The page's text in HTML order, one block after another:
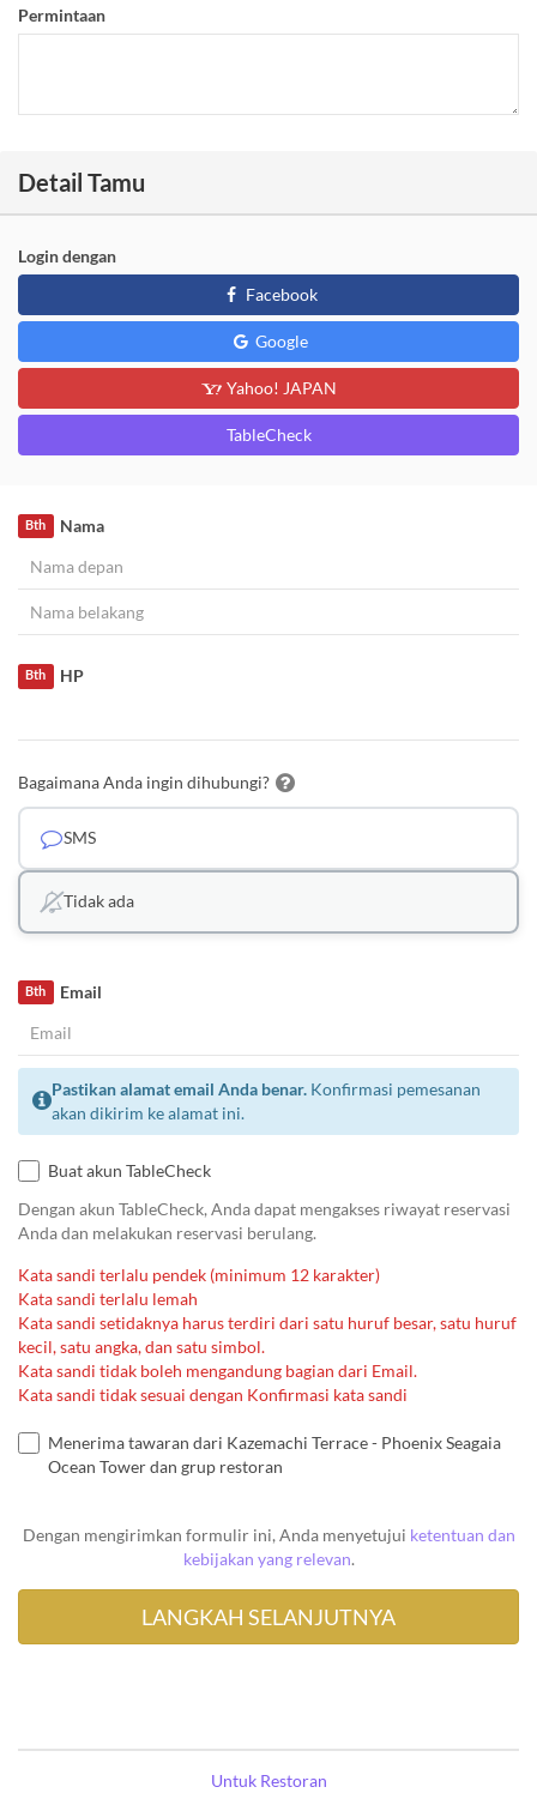
Permintaan
Detail Tamu
Login dengan
Facebook
Google
Yahoo! JAPAN
TableCheck
Nama
Bth
HP
Bth
Bagaimana Anda ingin dihubungi?
SMS
Tidak ada
Email
Bth
Pastikan alamat email Anda benar. Konfirmasi pemesanan
akan dikirim ke alamat ini.
Buat akun TableCheck
Dengan akun TableCheck, Anda dapat mengakses riwayat reservasi
Anda dan melakukan reservasi berulang.
Kata sandi terlalu pendek (minimum 12 karakter)
Kata sandi terlalu lemah
Kata sandi setidaknya harus terdiri dari satu huruf besar, satu huruf
kecil, satu angka, dan satu simbol.
Kata sandi tidak boleh mengandung bagian dari Email.
Kata sandi tidak sesuai dengan Konfirmasi kata sandi
Menerima tawaran dari Kazemachi Terrace - Phoenix Seagaia
Ocean Tower dan grup restoran
Dengan mengirimkan formulir ini, Anda menyetujui ketentuan dan
kebijakan yang relevan.
Untuk Restoran